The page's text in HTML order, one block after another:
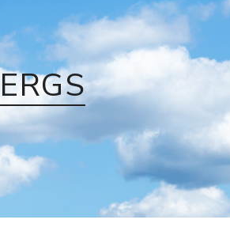
Flutningshjálpartæki
Gönguhjálpartæki
Smáhjálpartæki
stólar